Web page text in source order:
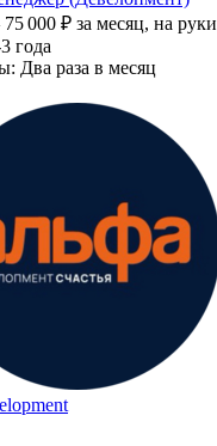
75 000 ₽ за месяц, на руки
года
Два раза в месяц